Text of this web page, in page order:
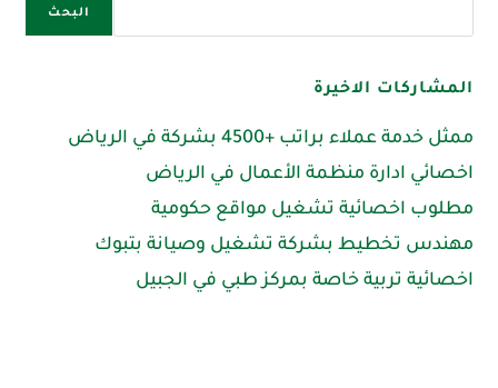
البحث
المشاركات الاخيرة
ممثل خدمة عملاء براتب +4500 بشركة في الرياض
اخصائي ادارة منظمة الأعمال في الرياض
مطلوب اخصائية تشغيل مواقع حكومية
مهندس تخطيط بشركة تشغيل وصيانة بتبوك
اخصائية تربية خاصة بمركز طبي في الجبيل